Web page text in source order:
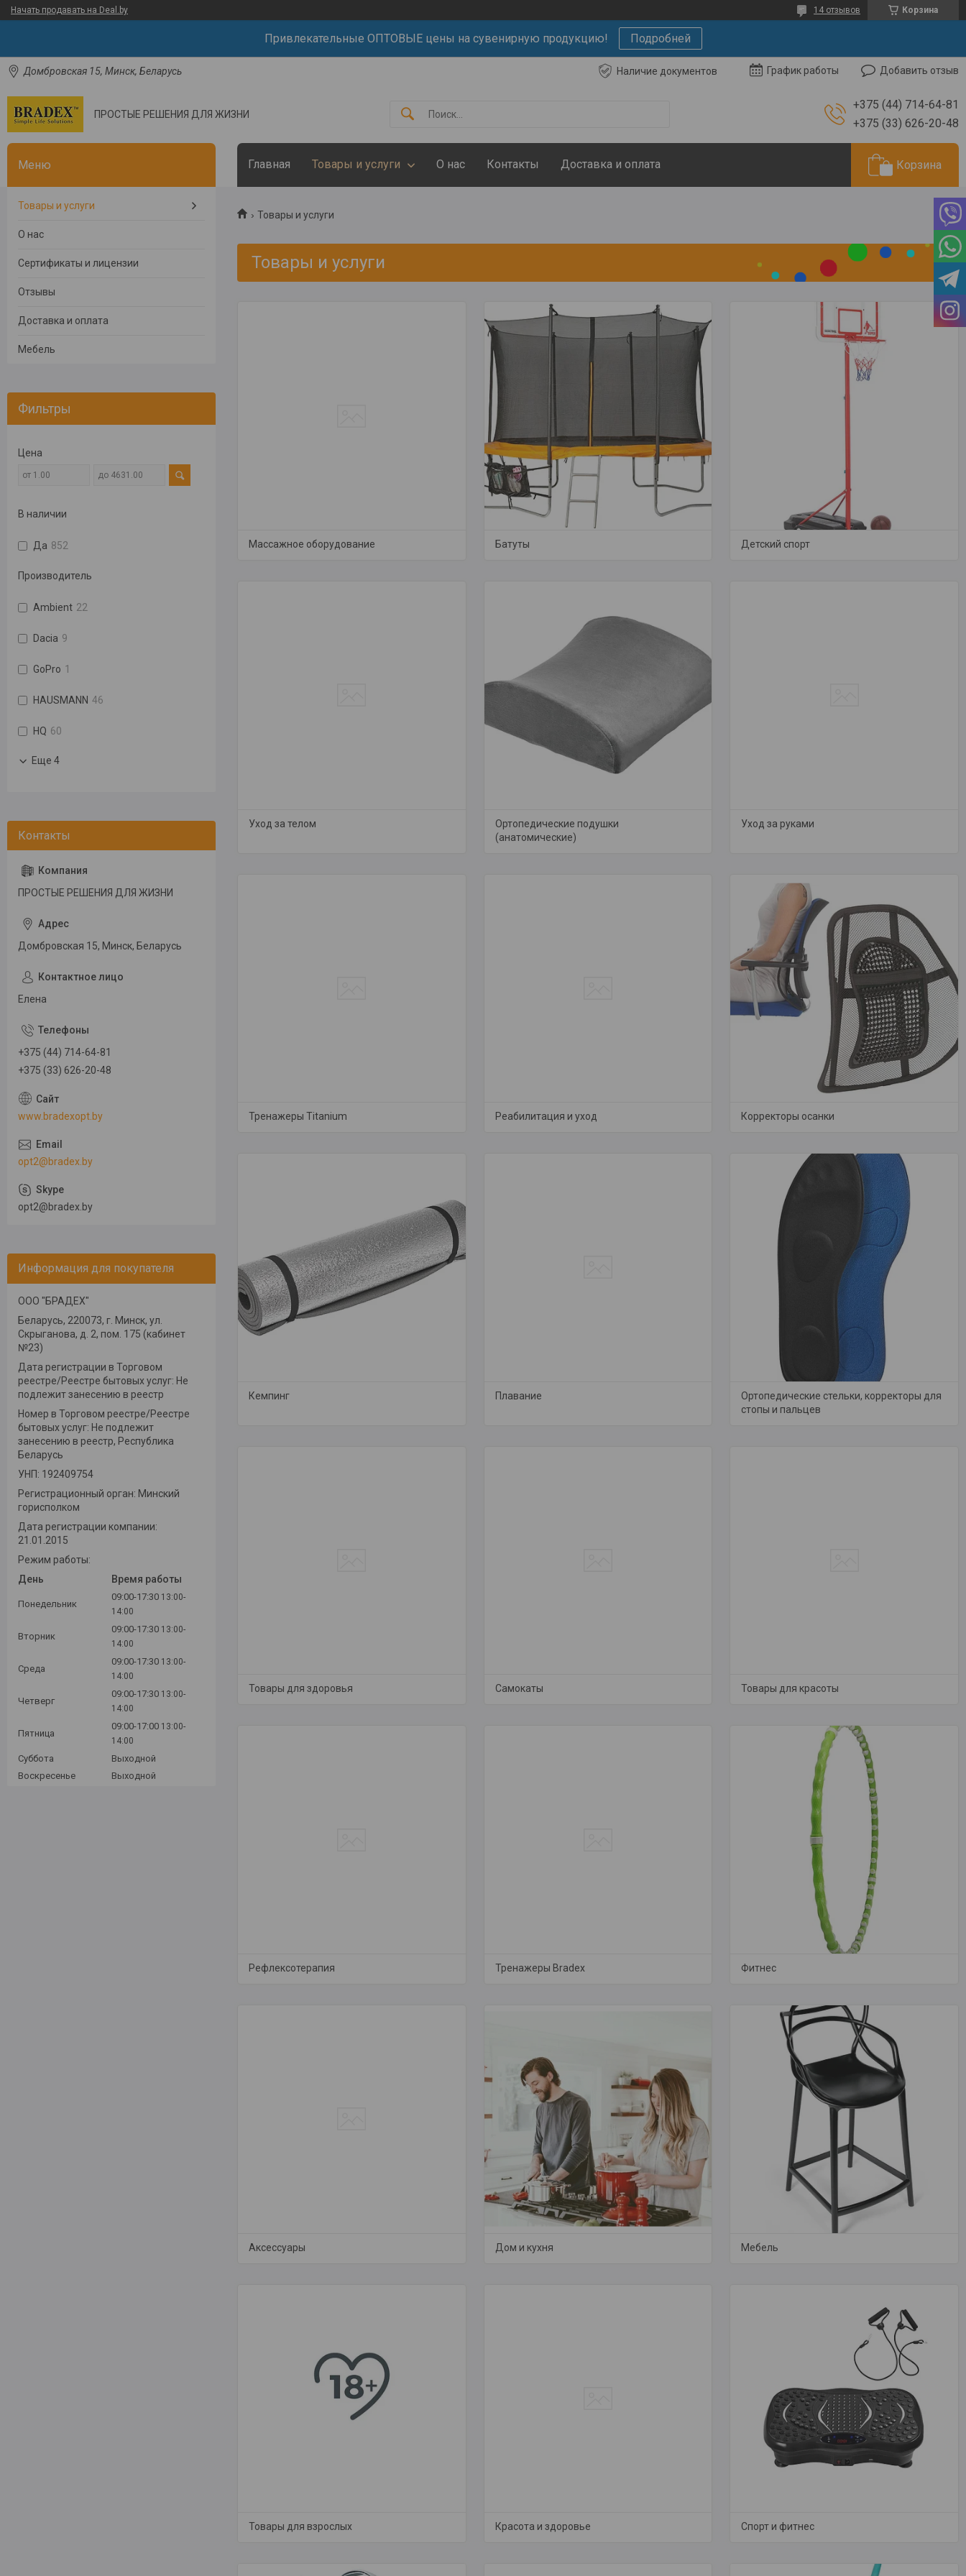
Начать продавать на Deal.by Корзина
14 отзывов
Привлекательные ОПТОВЫЕ цены на сувенирную продукцию! Подробней
Домбровская 15, Минск, Беларусь Наличие документов График работы Добавить отзыв
ПРОСТЫЕ РЕШЕНИЯ ДЛЯ ЖИЗНИ
+375 (44) 714-64-81
+375 (33) 626-20-48
Главная Товары и услуги О нас Контакты Доставка и оплата Корзина
Товары и услуги
Товары и услуги
Массажное оборудование Батуты Детский спорт
Уход за телом
Ортопедические подушки
(анатомические)
Уход за руками
Тренажеры Titanium Реабилитация и уход Корректоры осанки
Кемпинг Плавание
Ортопедические стельки, корректоры для
стопы и пальцев
Товары для здоровья Самокаты Товары для красоты
Рефлексотерапия Тренажеры Bradex Фитнес
Аксессуары Дом и кухня Мебель
Товары для взрослых Красота и здоровье Спорт и фитнес
Товары и услуги
О нас
Сертификаты и лицензии
Отзывы
Доставка и оплата
Мебель
Фильтры
Цена
В наличии
Да 852
Производитель
Ambient 22
Dacia 9
GoPro 1
HAUSMANN 46
HQ 60
Еще 4
ПРОСТЫЕ РЕШЕНИЯ ДЛЯ ЖИЗНИ
Домбровская 15, Минск, Беларусь
Елена
+375 (44) 714-64-81
+375 (33) 626-20-48
www.bradexopt.by
opt2@bradex.by
opt2@bradex.by
Информация для покупателя
ООО "БРАДЕХ"
Беларусь, 220073, г. Минск, ул.
Скрыганова, д. 2, пом. 175 (кабинет
№23)
Дата регистрации в Торговом
реестре/Реестре бытовых услуг: Не
подлежит занесению в реестр
Номер в Торговом реестре/Реестре
бытовых услуг: Не подлежит
занесению в реестр, Республика
Беларусь
УНП: 192409754
Регистрационный орган: Минский
горисполком
Дата регистрации компании:
21.01.2015
Режим работы:
День
Время работы
Понедельник
09:00-17:30 13:00-
14:00
Вторник
09:00-17:30 13:00-
14:00
Среда
09:00-17:30 13:00-
14:00
Четверг
09:00-17:30 13:00-
14:00
Пятница
09:00-17:00 13:00-
14:00
Суббота
Выходной
Воскресенье
Выходной